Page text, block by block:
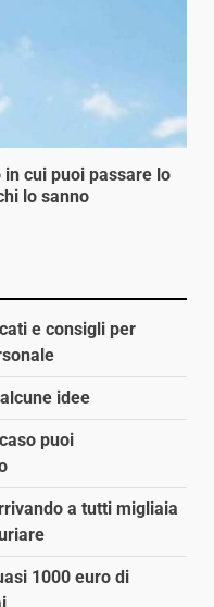
cui puoi passare lo
lo sanno
e consigli per
idee
puoi
a tutti migliaia
1000 euro di